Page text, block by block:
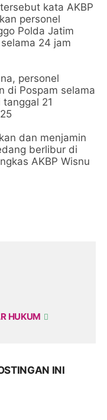
kata AKBP
personel
Polda Jatim
24 jam
personel
di Pospam selama
21
dan menjamin
berlibur di
AKBP Wisnu
HUKUM
INI